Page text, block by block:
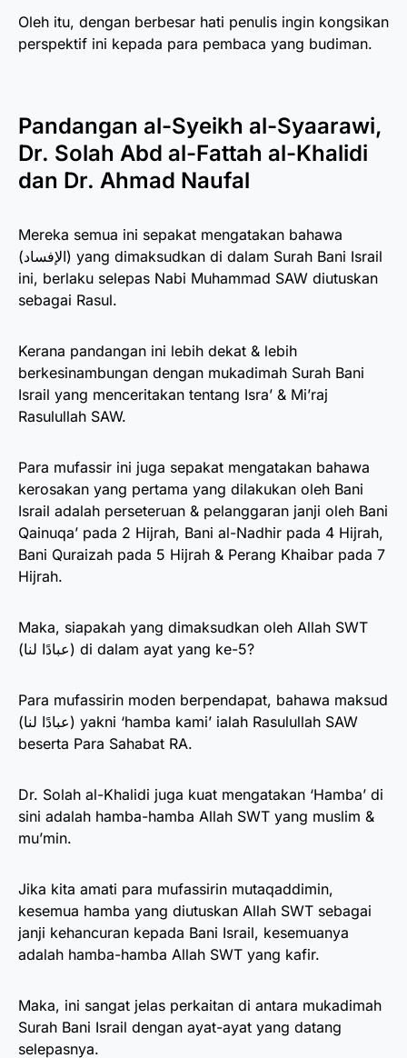
Oleh itu, dengan berbesar hati penulis ingin kongsikan
perspektif ini kepada para pembaca yang budiman.
Pandangan al-Syeikh al-Syaarawi,
Dr. Solah Abd al-Fattah al-Khalidi
dan Dr. Ahmad Naufal
Mereka semua ini sepakat mengatakan bahawa
(الإفساد) yang dimaksudkan di dalam Surah Bani Israil
ini, berlaku selepas Nabi Muhammad SAW diutuskan
sebagai Rasul.
Kerana pandangan ini lebih dekat & lebih
berkesinambungan dengan mukadimah Surah Bani
Israil yang menceritakan tentang Isra’ & Mi’raj
Rasulullah SAW.
Para mufassir ini juga sepakat mengatakan bahawa
kerosakan yang pertama yang dilakukan oleh Bani
Israil adalah perseteruan & pelanggaran janji oleh Bani
Qainuqa’ pada 2 Hijrah, Bani al-Nadhir pada 4 Hijrah,
Bani Quraizah pada 5 Hijrah & Perang Khaibar pada 7
Hijrah.
Maka, siapakah yang dimaksudkan oleh Allah SWT
(عبادًا لنا) di dalam ayat yang ke-5?
Para mufassirin moden berpendapat, bahawa maksud
(عبادًا لنا) yakni ‘hamba kami’ ialah Rasulullah SAW
beserta Para Sahabat RA.
Dr. Solah al-Khalidi juga kuat mengatakan ‘Hamba’ di
sini adalah hamba-hamba Allah SWT yang muslim &
mu’min.
Jika kita amati para mufassirin mutaqaddimin,
kesemua hamba yang diutuskan Allah SWT sebagai
janji kehancuran kepada Bani Israil, kesemuanya
adalah hamba-hamba Allah SWT yang kafir.
Maka, ini sangat jelas perkaitan di antara mukadimah
Surah Bani Israil dengan ayat-ayat yang datang
selepasnya.